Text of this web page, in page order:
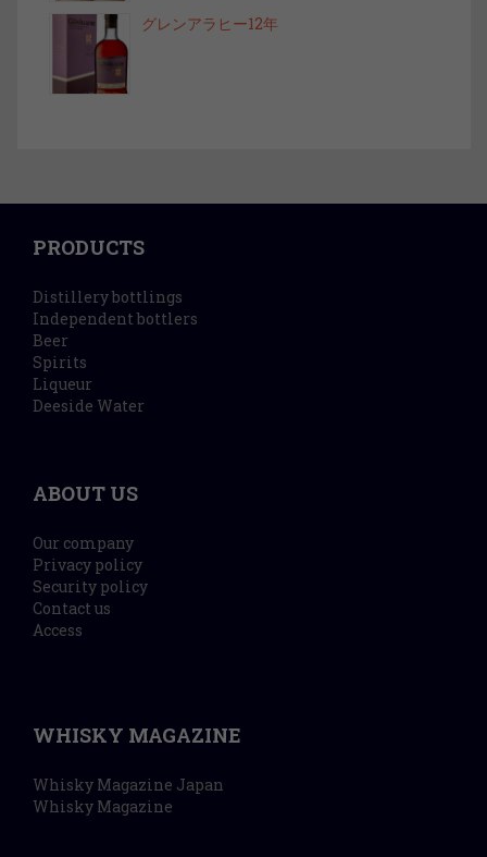
グレンアラヒー12年
PRODUCTS
Distillery bottlings
Independent bottlers
Beer
Spirits
Liqueur
Deeside Water
ABOUT US
Our company
Privacy policy
Security policy
Contact us
Access
WHISKY MAGAZINE
Whisky Magazine Japan
Whisky Magazine